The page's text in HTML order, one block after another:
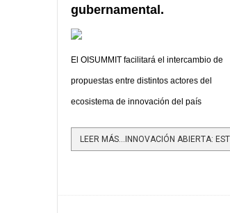
gubernamental.
El OISUMMIT facilitará el intercambio de
propuestas entre distintos actores del
ecosistema de innovación del país